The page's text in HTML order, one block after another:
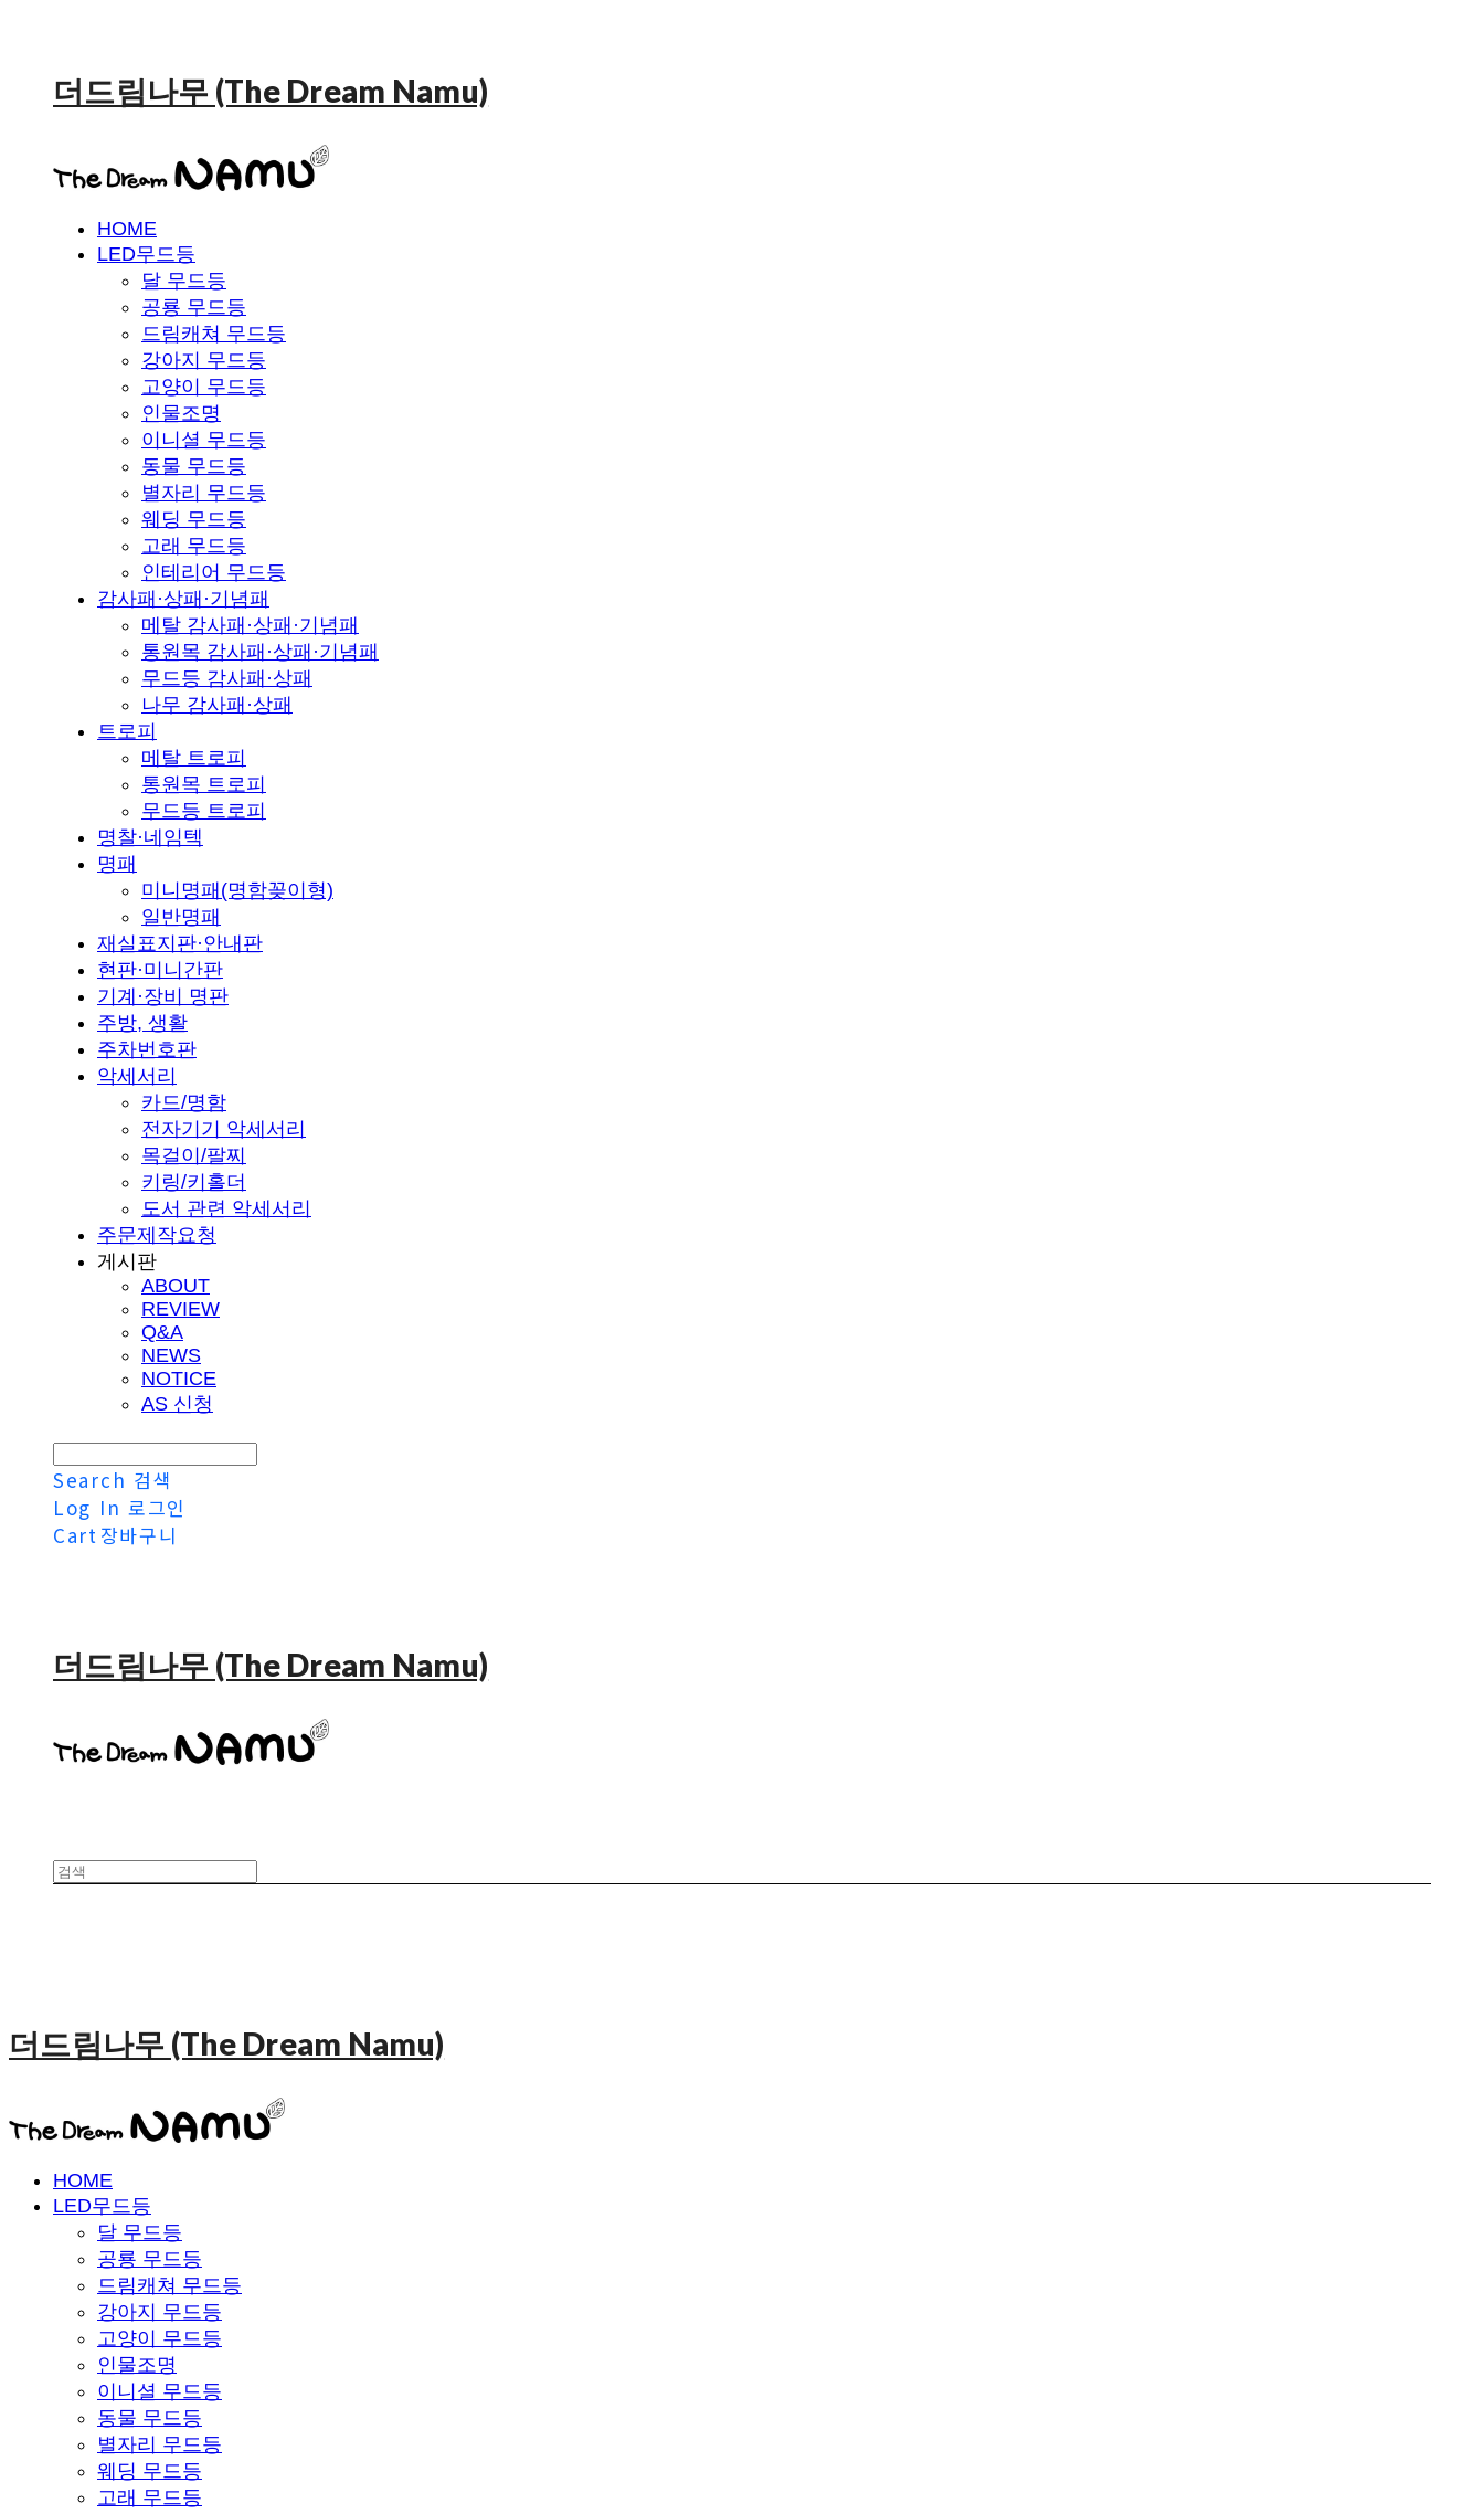
더드림나무 (The Dream Namu)
HOME
LED무드등
달 무드등
공룡 무드등
드림캐쳐 무드등
강아지 무드등
고양이 무드등
인물조명
이니셜 무드등
동물 무드등
별자리 무드등
웨딩 무드등
고래 무드등
인테리어 무드등
감사패·상패·기념패
메탈 감사패·상패·기념패
통원목 감사패·상패·기념패
무드등 감사패·상패
나무 감사패·상패
트로피
메탈 트로피
통원목 트로피
무드등 트로피
명찰·네임텍
명패
미니명패(명함꽂이형)
일반명패
재실표지판·안내판
현판·미니간판
기계·장비 명판
주방, 생활
주차번호판
악세서리
카드/명함
전자기기 악세서리
목걸이/팔찌
키링/키홀더
도서 관련 악세서리
주문제작요청
게시판
ABOUT
REVIEW
Q&A
NEWS
NOTICE
AS 신청
Search 검색
Log In 로그인
Cart 장바구니
더드림나무 (The Dream Namu)
더드림나무 (The Dream Namu)
HOME
LED무드등
달 무드등
공룡 무드등
드림캐쳐 무드등
강아지 무드등
고양이 무드등
인물조명
이니셜 무드등
동물 무드등
별자리 무드등
웨딩 무드등
고래 무드등